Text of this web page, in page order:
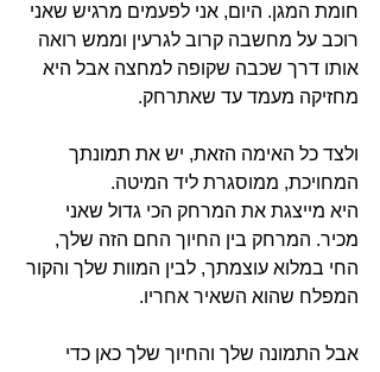
חומת המגן. היום, אני לפעמים מרגיש שאני
רוכב על מחשבה קרוב לגרעין וממש רואה
אותו דרך שכבה שקופה למחצה אבל היא
מחזיקה מעמד עד שאתרחק.
ולצד כל האימה הזאת, יש את תמונתך
המחויכת, ממוסגרת ליד המיטה.
היא מייצגת את המרחק הכי גדול שאני
מכיר. המרחק בין החיוך החם הזה שלך,
החי במלוא עוצמתך, לבין המוות שלך והקור
המפלח שהוא השאיר אחריו.
אבל התמונה שלך והחיוך שלך כאן כדי